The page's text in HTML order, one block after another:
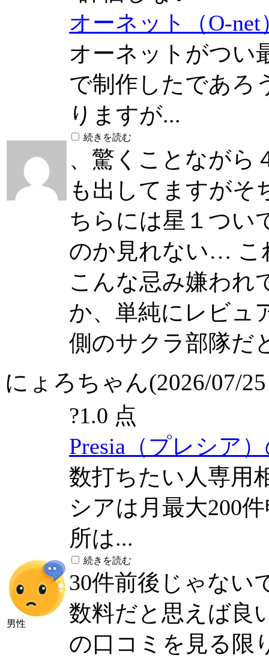
オーネット（O-
オーネットがつい
で制作したであろ
りますが...
続きを読む
、驚くことながら
も出してますが
ちらには星１つい
のか見れない… こ
こんな忌み嫌われ
か、単純にレビュ
側のサクラ部隊だ
にょろちゃん(2026/07/
男性
?1.0 点
Presia（プレシア
数打ちたい人専用
シアは月最大200
所は...
続きを読む
30件前後じゃない
数料だと思えば良
の口コミを見る限